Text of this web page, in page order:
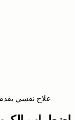
علاج نفسي